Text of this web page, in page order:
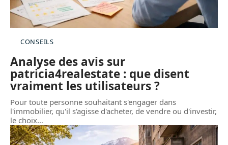
CONSEILS
Analyse des avis sur
patricia4realestate : que disent
vraiment les utilisateurs ?
Pour toute personne souhaitant s'engager dans
l'immobilier, qu'il s'agisse d'acheter, de vendre ou d'investir,
le choix…